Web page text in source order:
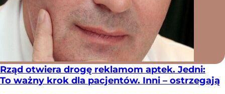
Rząd otwiera drogę reklamom aptek. Jedni:
To ważny krok dla pacjentów. Inni – ostrzegają